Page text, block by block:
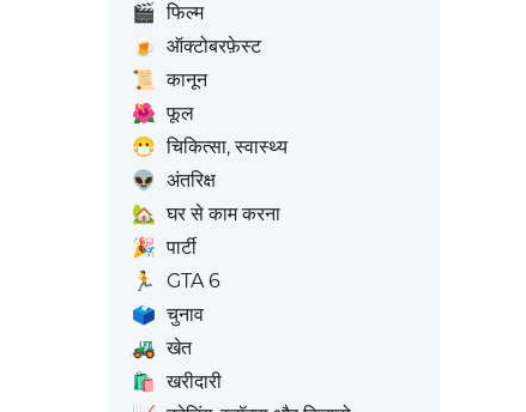
🎬 फिल्म
🍺 ऑक्टोबरफ़ेस्ट
📜 कानून
🌺 फूल
😷 चिकित्सा, स्वास्थ्य
👽 अंतरिक्ष
🏡 घर से काम करना
🎉 पार्टी
🏃
GTA 6
🗳️ चुनाव
🚜 खेत
🛍️ खरीदारी